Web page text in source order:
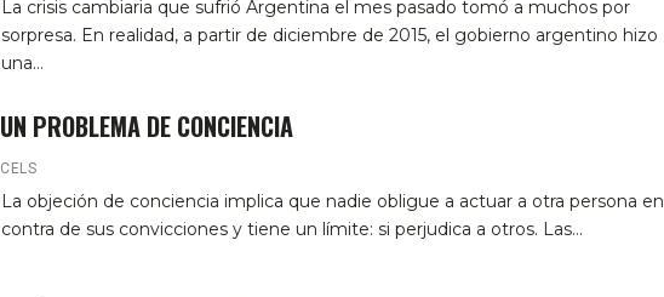
La crisis cambiaria que sufrió Argentina el mes pasado tomó a muchos por
sorpresa. En realidad, a partir de diciembre de 2015, el gobierno argentino hizo
una…
UN PROBLEMA DE CONCIENCIA
CELS
La objeción de conciencia implica que nadie obligue a actuar a otra persona en
contra de sus convicciones y tiene un límite: si perjudica a otros. Las…